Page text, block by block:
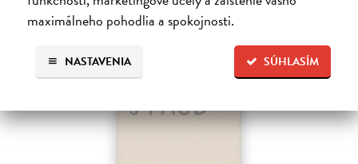
maximálneho pohodlia a spokojnosti.
SÚHLASÍM
NASTAVENIA